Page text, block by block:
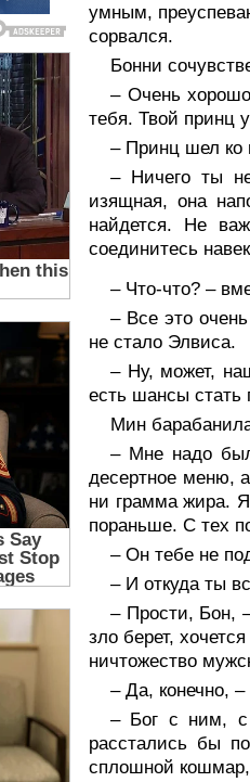
умным,
сорвался.
Бонни
– Очень
тебя. Твой принц
– Принц шел ко
– Ничего ты
изящная, она
найдется. Не
соединитесь
– Что-что? –
– Все это
не стало Элвиса.
– Ну, может,
есть шансы стать
Мин
– Мне надо
десертное меню,
ни грамма жира.
пораньше. С тех
– Он тебе не
– И откуда ты
– Прости, Бон,
зло берет,
ничтожество
– Да, конечно,
– Бог с ним, с
расстались бы
сплошной кошмар,